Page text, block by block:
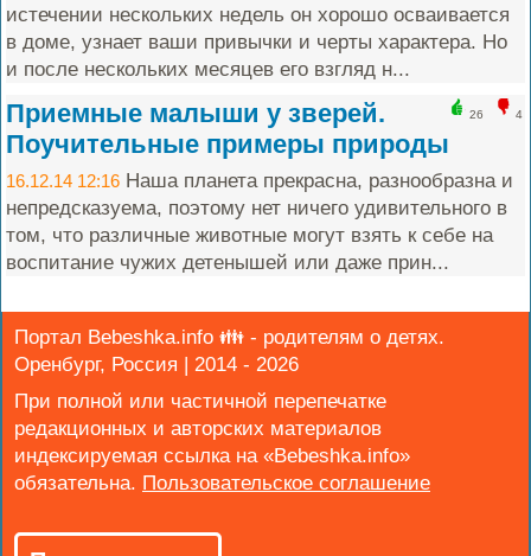
истечении нескольких недель он хорошо осваивается
в доме, узнает ваши привычки и черты характера. Но
и после нескольких месяцев его взгляд н...
26 4
Приемные малыши у зверей.
Поучительные примеры природы
16.12.14 12:16 Наша планета прекрасна, разнообразна и
непредсказуема, поэтому нет ничего удивительного в
том, что различные животные могут взять к себе на
воспитание чужих детенышей или даже прин...
Портал Bebeshka.info 👪 - родителям о детях.
Оренбург, Россия | 2014 - 2026
При полной или частичной перепечатке
редакционных и авторских материалов
индексируемая ссылка на «Bebeshka.info»
обязательна.